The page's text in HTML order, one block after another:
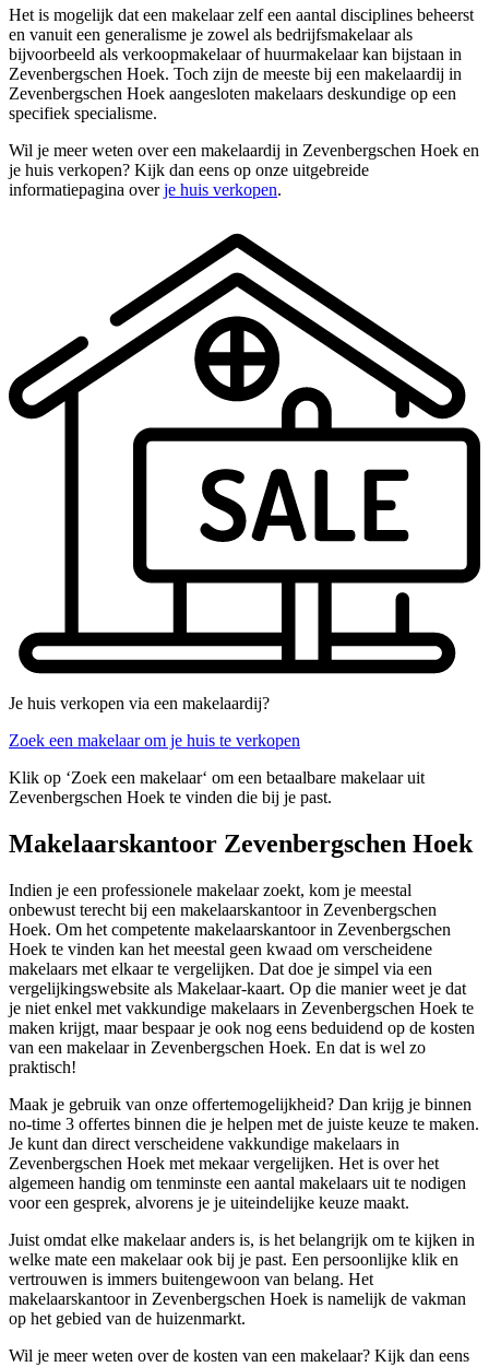
Het is mogelijk dat een makelaar zelf een aantal disciplines beheerst
en vanuit een generalisme je zowel als bedrijfsmakelaar als
bijvoorbeeld als verkoopmakelaar of huurmakelaar kan bijstaan in
Zevenbergschen Hoek. Toch zijn de meeste bij een makelaardij in
Zevenbergschen Hoek aangesloten makelaars deskundige op een
specifiek specialisme.
Wil je meer weten over een makelaardij in Zevenbergschen Hoek en
je huis verkopen? Kijk dan eens op onze uitgebreide
informatiepagina overje huis verkopen.
Je huis verkopen via een makelaardij?
Zoek een makelaar om je huis te verkopen
Klik op ‘Zoek een makelaar‘ om een betaalbare makelaar uit
Zevenbergschen Hoek te vinden die bij je past.
Makelaarskantoor Zevenbergschen Hoek
Indien je een professionele makelaar zoekt, kom je meestal
onbewust terecht bij een makelaarskantoor in Zevenbergschen
Hoek. Om het competente makelaarskantoor in Zevenbergschen
Hoek te vinden kan het meestal geen kwaad om verscheidene
makelaars met elkaar te vergelijken. Dat doe je simpel via een
vergelijkingswebsite als Makelaar-kaart. Op die manier weet je dat
je niet enkel met vakkundige makelaars in Zevenbergschen Hoek te
maken krijgt, maar bespaar je ook nog eens beduidend op de kosten
van een makelaar in Zevenbergschen Hoek. En dat is wel zo
praktisch!
Maak je gebruik van onze offertemogelijkheid? Dan krijg je binnen
no-time 3 offertes binnen die je helpen met de juiste keuze te maken.
Je kunt dan direct verscheidene vakkundige makelaars in
Zevenbergschen Hoek met mekaar vergelijken. Het is over het
algemeen handig om tenminste een aantal makelaars uit te nodigen
voor een gesprek, alvorens je je uiteindelijke keuze maakt.
Juist omdat elke makelaar anders is, is het belangrijk om te kijken in
welke mate een makelaar ook bij je past. Een persoonlijke klik en
vertrouwen is immers buitengewoon van belang. Het
makelaarskantoor in Zevenbergschen Hoek is namelijk de vakman
op het gebied van de huizenmarkt.
Wil je meer weten over de kosten van een makelaar? Kijk dan eens